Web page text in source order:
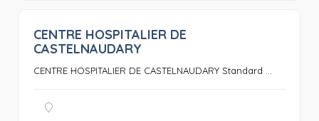
CENTRE HOSPITALIER DE
CASTELNAUDARY
CENTRE HOSPITALIER DE CASTELNAUDARY Standard ...